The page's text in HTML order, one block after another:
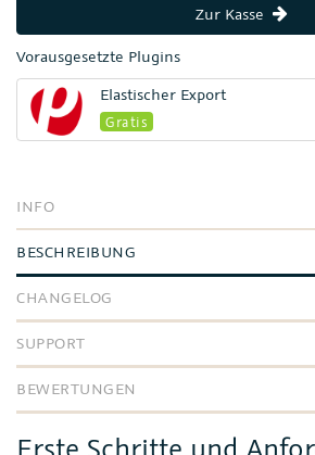
Zur Kasse
Vorausgesetzte Plugins
Elastischer Export
Gratis
INFO
BESCHREIBUNG
CHANGELOG
SUPPORT
BEWERTUNGEN
Erste Schritte und